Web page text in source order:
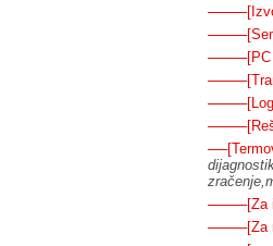
────[PC
────[Za
────[Za